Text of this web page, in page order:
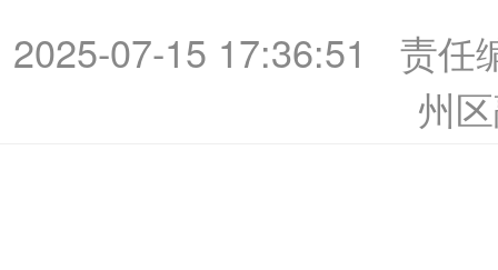
2025-07-15 17:36:51
责任
州